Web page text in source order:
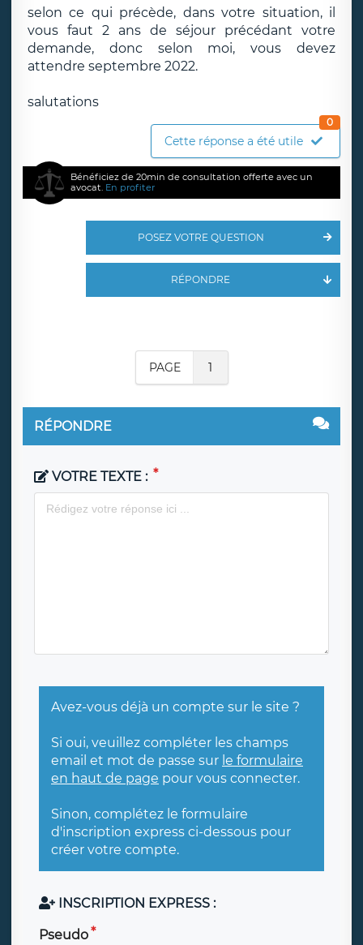
selon ce qui précède, dans votre situation, il
vous faut 2 ans de séjour précédant votre
demande, donc selon moi, vous devez
attendre septembre 2022.
salutations
Cette réponse a été utile
0
Bénéficiez de 20min de consultation offerte avec un
avocat. En profiter
POSEZ VOTRE QUESTION
RÉPONDRE
PAGE 1
RÉPONDRE
VOTRE TEXTE :
Avez-vous déjà un compte sur le site ?
Si oui, veuillez compléter les champs
email et mot de passe sur le formulaire
en haut de page pour vous connecter.
Sinon, complétez le formulaire
d'inscription express ci-dessous pour
créer votre compte.
INSCRIPTION EXPRESS :
Pseudo